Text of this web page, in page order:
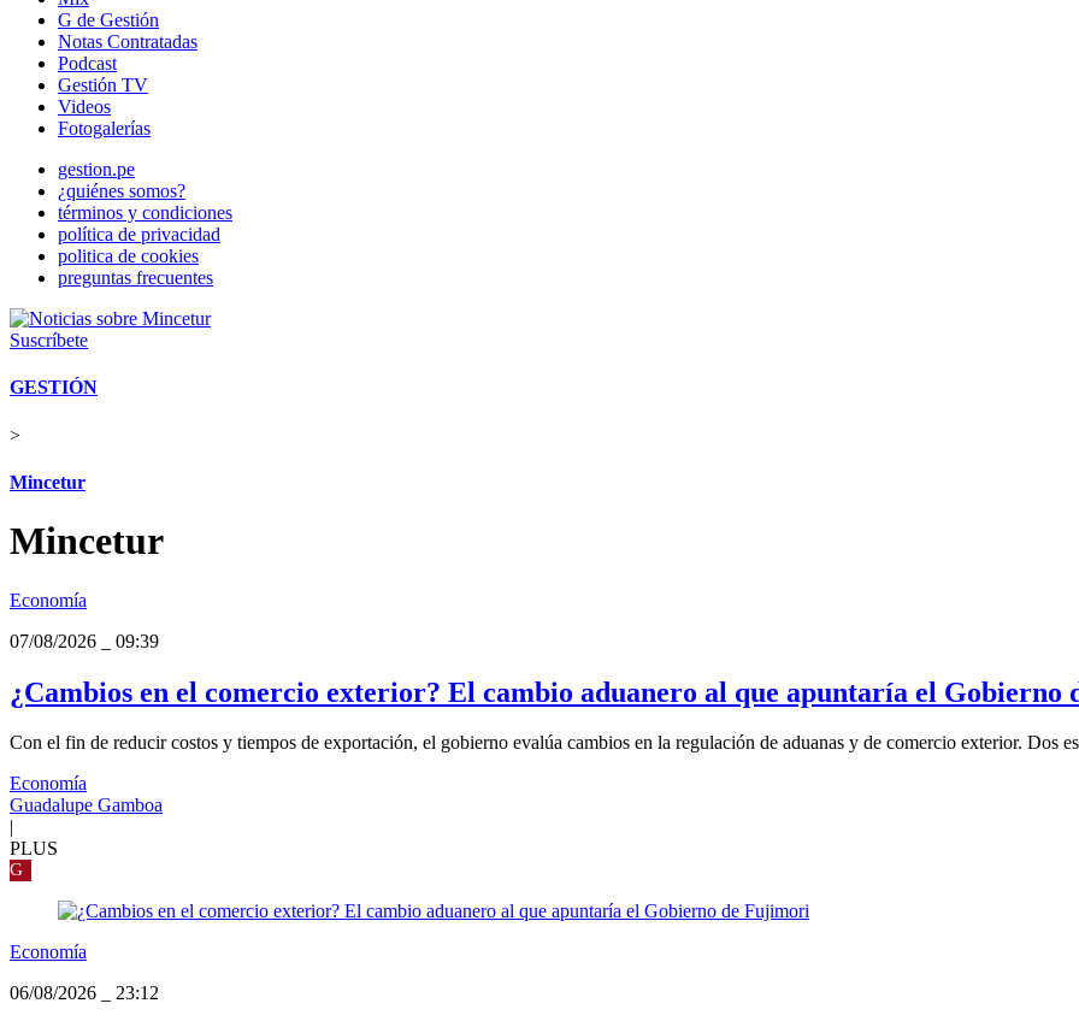
G de Gestión
Notas Contratadas
Podcast
Gestión TV
Videos
Fotogalerías
gestion.pe
¿quiénes somos?
términos y condiciones
política de privacidad
politica de cookies
preguntas frecuentes
Suscríbete
GESTIÓN
>
Mincetur
Mincetur
Economía
07/08/2026
09:39
¿Cambios en el comercio exterior? El cambio aduanero al que apuntaría el Gobierno
Con el fin de reducir costos y tiempos de exportación, el gobierno evalúa cambios en la regulación de aduanas y de comercio exterior. Dos
Economía
Guadalupe Gamboa
PLUS
G
Economía
06/08/2026
23:12